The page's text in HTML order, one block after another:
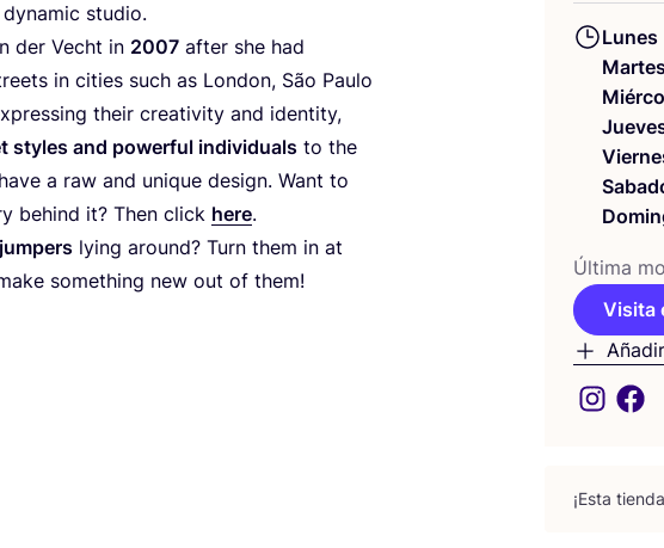
studio.
der Vecht in 2007 after she had
in cities such as Lon­don, São Pau­lo
their crea­ti­vity and iden­tity,
sty­les and power­ful indi­vi­duals to the
a raw and uni­que design. Want to
behind it? Then click here.
lying around? Turn them in at
something new out of them!
Lunes
Últi­ma
Visita
¡Esta